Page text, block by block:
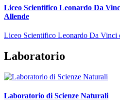
Liceo Scientifico Leonardo Da
Allende
Liceo Scientifico Leonardo Da Vinci
Laboratorio
Laboratorio di Scienze Naturali